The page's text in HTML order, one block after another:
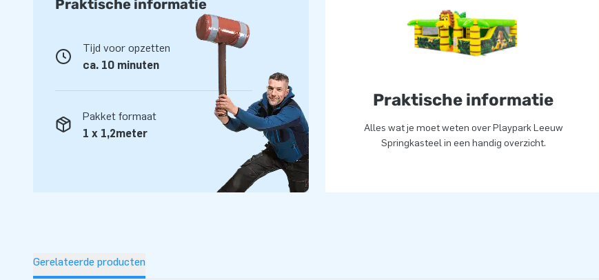
Praktische informatie
Tijd voor opzetten
ca. 10 minuten
Pakket formaat
1 x 1,2meter
Praktische informatie
Alles wat je moet weten over Playpark Leeuw
Springkasteel in een handig overzicht.
Gerelateerde producten